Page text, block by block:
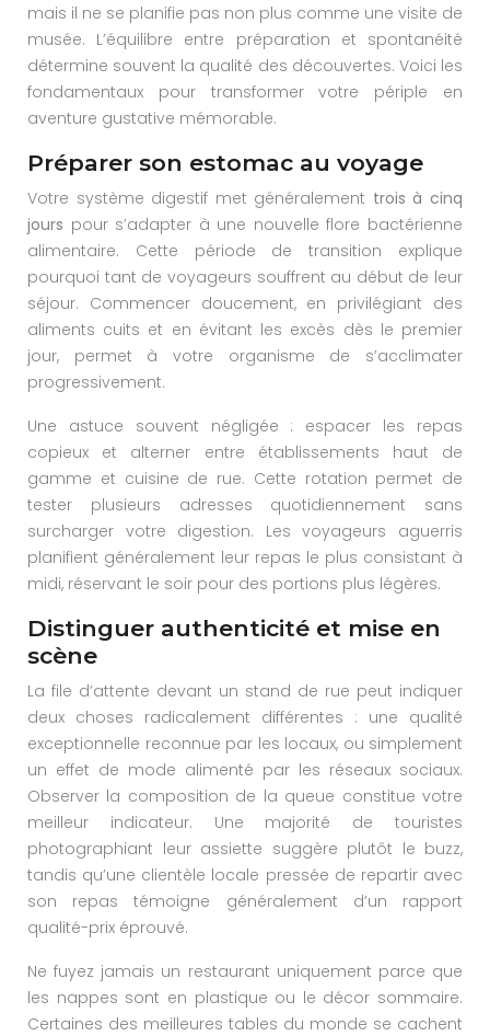
mais il ne se planifie pas non plus comme une visite de
musée. L’équilibre entre préparation et spontanéité
détermine souvent la qualité des découvertes. Voici les
fondamentaux pour transformer votre périple en
aventure gustative mémorable.
Préparer son estomac au voyage
Votre système digestif met généralement trois à cinq
jours pour s’adapter à une nouvelle flore bactérienne
alimentaire. Cette période de transition explique
pourquoi tant de voyageurs souffrent au début de leur
séjour. Commencer doucement, en privilégiant des
aliments cuits et en évitant les excès dès le premier
jour, permet à votre organisme de s’acclimater
progressivement.
Une astuce souvent négligée : espacer les repas
copieux et alterner entre établissements haut de
gamme et cuisine de rue. Cette rotation permet de
tester plusieurs adresses quotidiennement sans
surcharger votre digestion. Les voyageurs aguerris
planifient généralement leur repas le plus consistant à
midi, réservant le soir pour des portions plus légères.
Distinguer authenticité et mise en
scène
La file d’attente devant un stand de rue peut indiquer
deux choses radicalement différentes : une qualité
exceptionnelle reconnue par les locaux, ou simplement
un effet de mode alimenté par les réseaux sociaux.
Observer la composition de la queue constitue votre
meilleur indicateur. Une majorité de touristes
photographiant leur assiette suggère plutôt le buzz,
tandis qu’une clientèle locale pressée de repartir avec
son repas témoigne généralement d’un rapport
qualité-prix éprouvé.
Ne fuyez jamais un restaurant uniquement parce que
les nappes sont en plastique ou le décor sommaire.
Certaines des meilleures tables du monde se cachent